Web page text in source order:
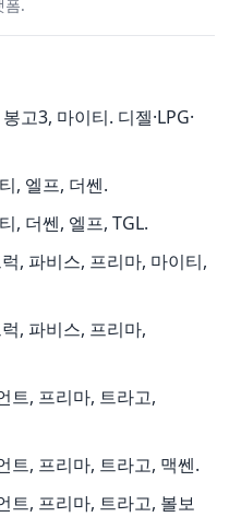
폼.
고3, 마이티. 디젤·LPG·
, 엘프, 더쎈.
, 더쎈, 엘프, TGL.
, 파비스, 프리마, 마이티,
, 파비스, 프리마,
트, 프리마, 트라고,
트, 프리마, 트라고, 맥쎈.
트, 프리마, 트라고, 볼보